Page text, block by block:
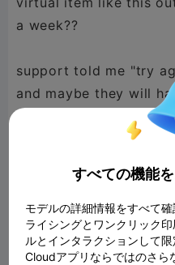
a week??
support told me "try
and maybe they will
support knows what
does support have
すべての機能
モデルの詳細情報をすべて
ライシングとワンクリック
ルとインタラクションして
Cloudアプリならではのさら